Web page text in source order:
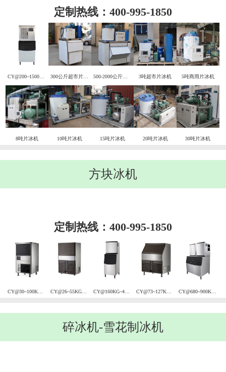
定制热线：400-995-1850
500-2000公斤超市片冰机 3吨超市片冰机 5吨商用片冰机
8吨片冰机 10吨片冰机 15吨片冰机 20吨片冰机 30吨片冰机
方块冰机
定制热线：400-995-1850
CY@160KG~455KG风冷（水冷）方块冰机 CY@73~127KG风冷方块冰机
碎冰机-雪花制冰机